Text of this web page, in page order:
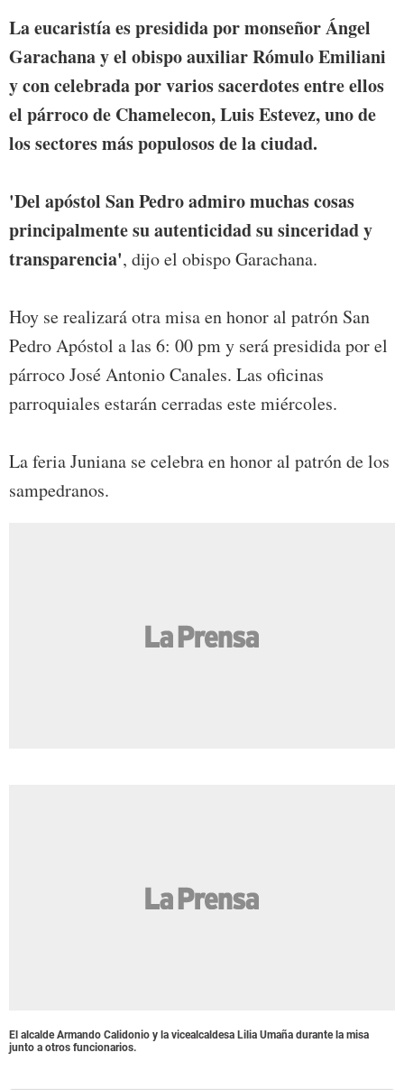
La eucaristía es presidida por monseñor Ángel
Garachana y el obispo auxiliar Rómulo Emiliani
y con celebrada por varios sacerdotes entre ellos
el párroco de Chamelecon, Luis Estevez, uno de
los sectores más populosos de la ciudad.
'Del apóstol San Pedro admiro muchas cosas
principalmente su autenticidad su sinceridad y
transparencia', dijo el obispo Garachana.
Hoy se realizará otra misa en honor al patrón San
Pedro Apóstol a las 6: 00 pm y será presidida por el
párroco José Antonio Canales. Las oficinas
parroquiales estarán cerradas este miércoles.
La feria Juniana se celebra en honor al patrón de los
sampedranos.
El alcalde Armando Calidonio y la vicealcaldesa Lilia Umaña durante la misa
junto a otros funcionarios.